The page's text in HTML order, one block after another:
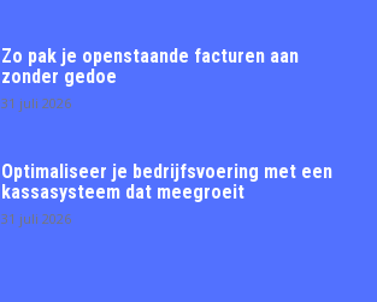
Zo pak je openstaande facturen aan
zonder gedoe
31 juli 2026
Optimaliseer je bedrijfsvoering met een
kassasysteem dat meegroeit
31 juli 2026